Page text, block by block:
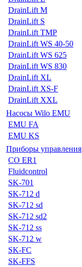
DrainLift M
DrainLift S
DrainLift TMP
DrainLift WS 40-50
DrainLift WS 625
DrainLift WS 830
DrainLift XL
DrainLift XS-F
DrainLift XXL
Насосы Wilo EMU
EMU FA
EMU KS
Приборы управления
CO ER1
Fluidcontrol
SK-701
SK-712 d
SK-712 sd
SK-712 sd2
SK-712 ss
SK-712 w
SK-FC
SK-FFS